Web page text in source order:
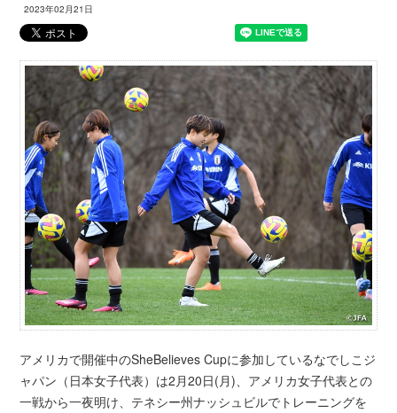
2023年02月21日
アメリカで開催中のSheBelieves Cupに参加しているなでしこジ
ャパン（日本女子代表）は2月20日(月)、アメリカ女子代表との
一戦から一夜明け、テネシー州ナッシュビルでトレーニングを